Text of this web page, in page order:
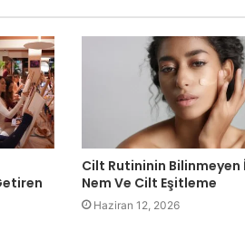
Cilt Rutininin Bilinmeyen
Nem Ve Cilt Eşitleme
Haziran 12, 2026